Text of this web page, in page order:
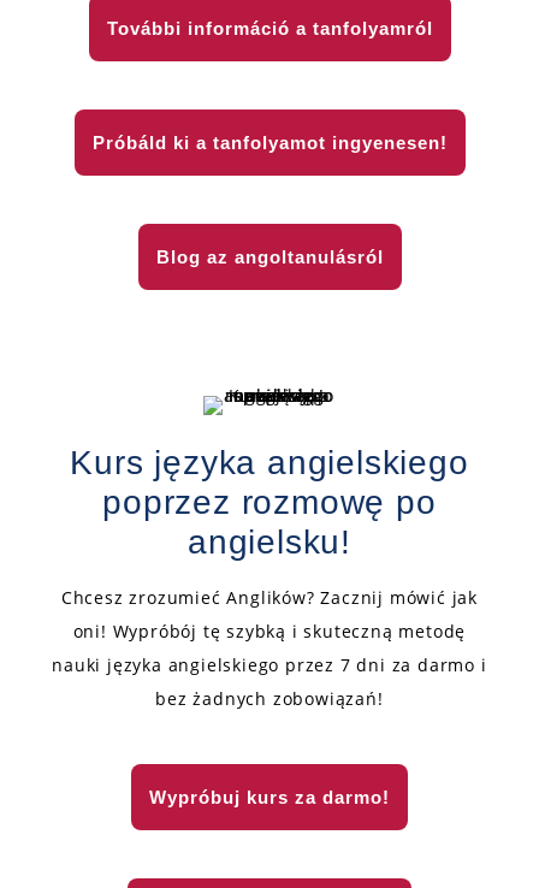
További információ a tanfolyamról
Próbáld ki a tanfolyamot ingyenesen!
Blog az angoltanulásról
Kurs języka angielskiego
poprzez rozmowę po
angielsku!
Chcesz zrozumieć Anglików? Zacznij mówić jak
oni! Wypróbój tę szybką i skuteczną metodę
nauki języka angielskiego przez 7 dni za darmo i
bez żadnych zobowiązań!
Wypróbuj kurs za darmo!